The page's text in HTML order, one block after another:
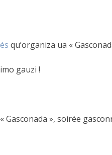
qu’organiza ua «
gauzi !
Gasconada », soirée